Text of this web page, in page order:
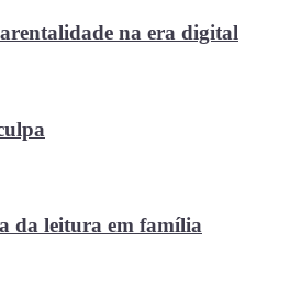
na era digital
da leitura em família